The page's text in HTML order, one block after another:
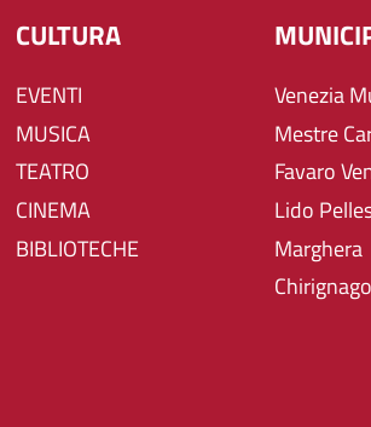
CULTURA
EVENTI
MUSICA
TEATRO
CINEMA
BIBLIOTECHE
Venezia
Mestre
Favaro
Lido
Marghera